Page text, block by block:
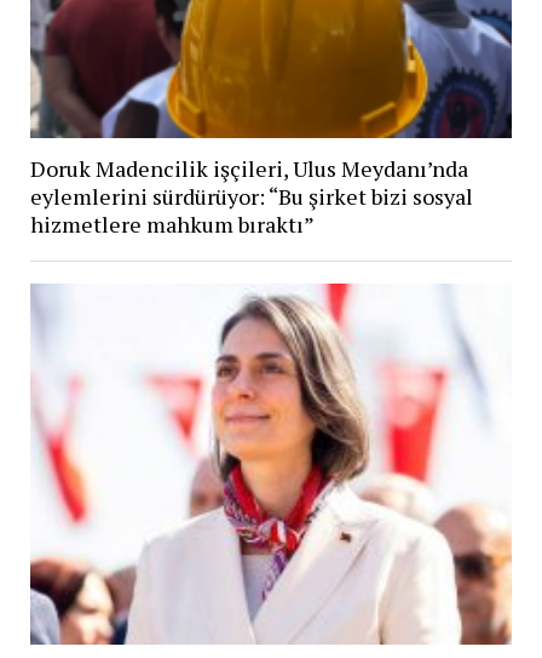
Doruk Madencilik işçileri, Ulus Meydanı’nda
eylemlerini sürdürüyor: “Bu şirket bizi sosyal
hizmetlere mahkum bıraktı”